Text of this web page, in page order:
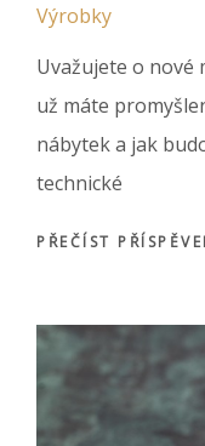
Výrobky
Uvažujete o nové
už máte
nábytek a jak
technické
PŘEČÍST